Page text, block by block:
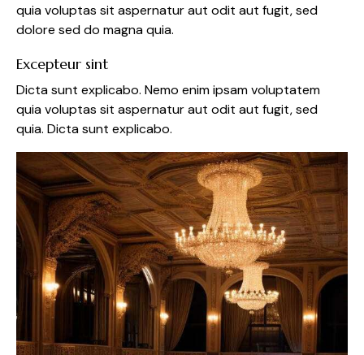
quia voluptas sit aspernatur aut odit aut fugit, sed
dolore sed do magna quia.
Excepteur sint
Dicta sunt explicabo. Nemo enim ipsam voluptatem
quia voluptas sit aspernatur aut odit aut fugit, sed
quia. Dicta sunt explicabo.